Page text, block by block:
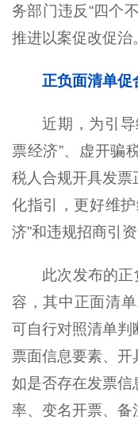
务部门违反“四个
推进以案促改促治
正负面清单促
近期，为引
票经济”、虚开骗
税人合规开具发票
化指引，更好维
济”和违规招商引资
此次发布的
容，其中正面清
可自行对照清单判
票面信息要素、
如是否存在发票信
率、变名开票、备